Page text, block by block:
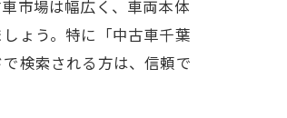
市場は幅広く、車両本体
ょう。特に「中古車千葉
検索される方は、信頼で